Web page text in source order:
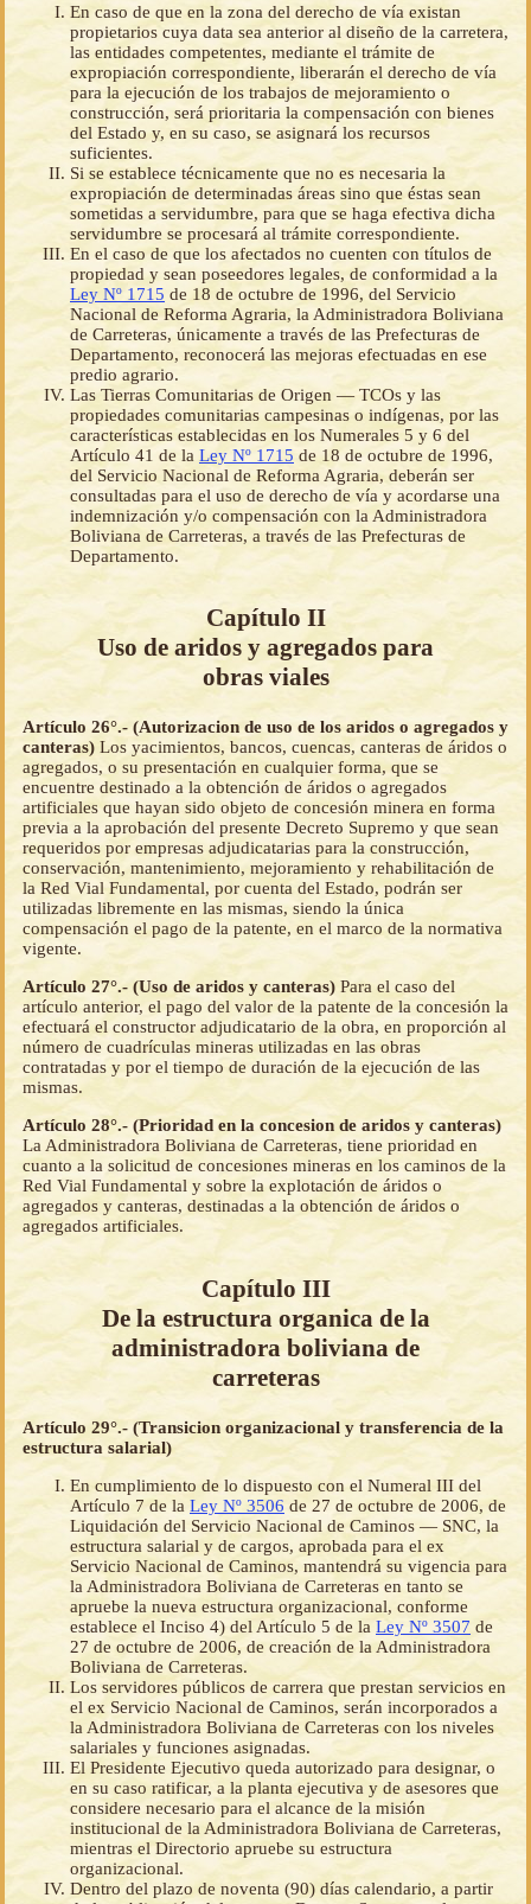
En caso de que en la zona del derecho de vía existan
propietarios cuya data sea anterior al diseño de la carretera,
las entidades competentes, mediante el trámite de
expropiación correspondiente, liberarán el derecho de vía
para la ejecución de los trabajos de mejoramiento o
construcción, será prioritaria la compensación con bienes
del Estado y, en su caso, se asignará los recursos
suficientes.
Si se establece técnicamente que no es necesaria la
expropiación de determinadas áreas sino que éstas sean
sometidas a servidumbre, para que se haga efectiva dicha
servidumbre se procesará al trámite correspondiente.
En el caso de que los afectados no cuenten con títulos de
propiedad y sean poseedores legales, de conformidad a la
Ley Nº 1715 de 18 de octubre de 1996, del Servicio
Nacional de Reforma Agraria, la Administradora Boliviana
de Carreteras, únicamente a través de las Prefecturas de
Departamento, reconocerá las mejoras efectuadas en ese
predio agrario.
Las Tierras Comunitarias de Origen — TCOs y las
propiedades comunitarias campesinas o indígenas, por las
características establecidas en los Numerales 5 y 6 del
Artículo 41 de la Ley Nº 1715 de 18 de octubre de 1996,
del Servicio Nacional de Reforma Agraria, deberán ser
consultadas para el uso de derecho de vía y acordarse una
indemnización y/o compensación con la Administradora
Boliviana de Carreteras, a través de las Prefecturas de
Departamento.
Capítulo II
Uso de aridos y agregados para
obras viales
Artículo 26°.- (Autorizacion de uso de los aridos o agregados y
canteras) Los yacimientos, bancos, cuencas, canteras de áridos o
agregados, o su presentación en cualquier forma, que se
encuentre destinado a la obtención de áridos o agregados
artificiales que hayan sido objeto de concesión minera en forma
previa a la aprobación del presente Decreto Supremo y que sean
requeridos por empresas adjudicatarias para la construcción,
conservación, mantenimiento, mejoramiento y rehabilitación de
la Red Vial Fundamental, por cuenta del Estado, podrán ser
utilizadas libremente en las mismas, siendo la única
compensación el pago de la patente, en el marco de la normativa
vigente.
Artículo 27°.- (Uso de aridos y canteras) Para el caso del
artículo anterior, el pago del valor de la patente de la concesión la
efectuará el constructor adjudicatario de la obra, en proporción al
número de cuadrículas mineras utilizadas en las obras
contratadas y por el tiempo de duración de la ejecución de las
mismas.
Artículo 28°.- (Prioridad en la concesion de aridos y canteras)
La Administradora Boliviana de Carreteras, tiene prioridad en
cuanto a la solicitud de concesiones mineras en los caminos de la
Red Vial Fundamental y sobre la explotación de áridos o
agregados y canteras, destinadas a la obtención de áridos o
agregados artificiales.
Capítulo III
De la estructura organica de la
administradora boliviana de
carreteras
Artículo 29°.- (Transicion organizacional y transferencia de la
estructura salarial)
En cumplimiento de lo dispuesto con el Numeral III del
Artículo 7 de la Ley Nº 3506 de 27 de octubre de 2006, de
Liquidación del Servicio Nacional de Caminos — SNC, la
estructura salarial y de cargos, aprobada para el ex
Servicio Nacional de Caminos, mantendrá su vigencia para
la Administradora Boliviana de Carreteras en tanto se
apruebe la nueva estructura organizacional, conforme
establece el Inciso 4) del Artículo 5 de la Ley Nº 3507 de
27 de octubre de 2006, de creación de la Administradora
Boliviana de Carreteras.
Los servidores públicos de carrera que prestan servicios en
el ex Servicio Nacional de Caminos, serán incorporados a
la Administradora Boliviana de Carreteras con los niveles
salariales y funciones asignadas.
El Presidente Ejecutivo queda autorizado para designar, o
en su caso ratificar, a la planta ejecutiva y de asesores que
considere necesario para el alcance de la misión
institucional de la Administradora Boliviana de Carreteras,
mientras el Directorio apruebe su estructura
organizacional.
Dentro del plazo de noventa (90) días calendario, a partir